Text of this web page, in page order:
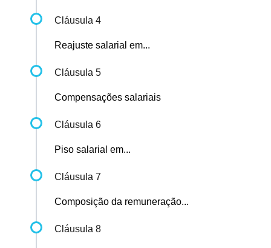
Cláusula 4
Reajuste salarial em...
Cláusula 5
Compensações salariais
Cláusula 6
Piso salarial em...
Cláusula 7
Composição da remuneração...
Cláusula 8